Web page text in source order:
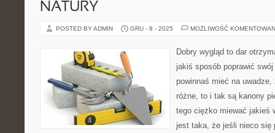
NATURY
POSTED BY ADMIN GRU - 8 - 2025 MOŻLIWOŚĆ
Dobry wygląd to dar
jakiś sposób poprawić
powinnaś mieć na
różne, to i tak są kanony
tego ciężko miewać jakieś
jest taka, że jeśli nieco się